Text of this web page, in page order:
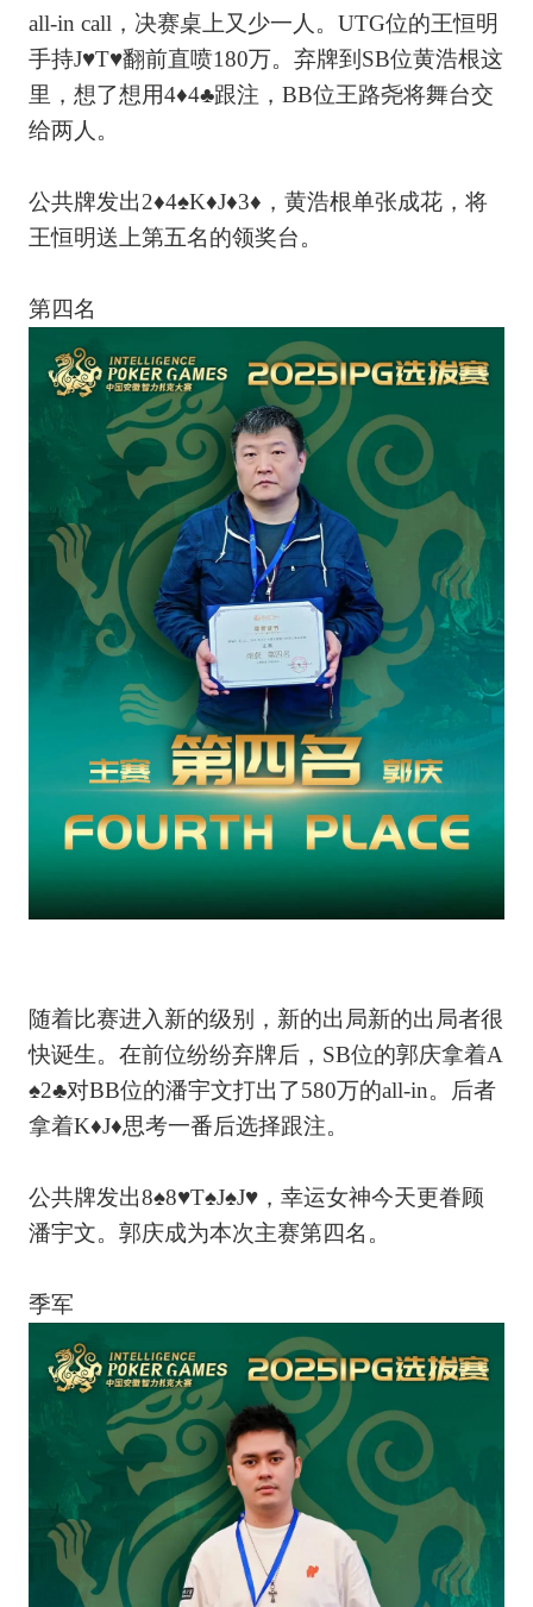
all-in call，决赛桌上又少一人。UTG位的王恒明
手持J♥T♥翻前直喷180万。弃牌到SB位黄浩根这
里，想了想用4♦4♣跟注，BB位王路尧将舞台交
给两人。
公共牌发出2♦4♠K♦J♦3♦，黄浩根单张成花，将
王恒明送上第五名的领奖台。
第四名
随着比赛进入新的级别，新的出局新的出局者很
快诞生。在前位纷纷弃牌后，SB位的郭庆拿着A
♠2♣对BB位的潘宇文打出了580万的all-in。后者
拿着K♦J♦思考一番后选择跟注。
公共牌发出8♠8♥T♠J♠J♥，幸运女神今天更眷顾
潘宇文。郭庆成为本次主赛第四名。
季军